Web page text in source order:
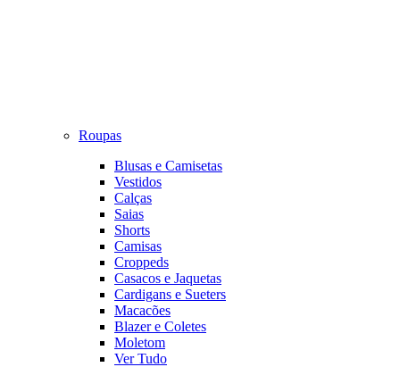
Roupas
Blusas e Camisetas
Vestidos
Calças
Saias
Shorts
Camisas
Croppeds
Casacos e Jaquetas
Cardigans e Sueters
Macacões
Blazer e Coletes
Moletom
Ver Tudo